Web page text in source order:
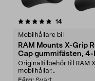
14recensioner
Mobilhållare bil
RAM Mounts X-Grip
Cap gummifästen, 4-
Originaltillbehör till RAM
mobilhållar...
5.0av 5 stjärnor